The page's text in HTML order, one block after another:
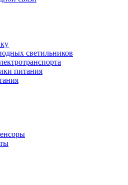
светильников
питания